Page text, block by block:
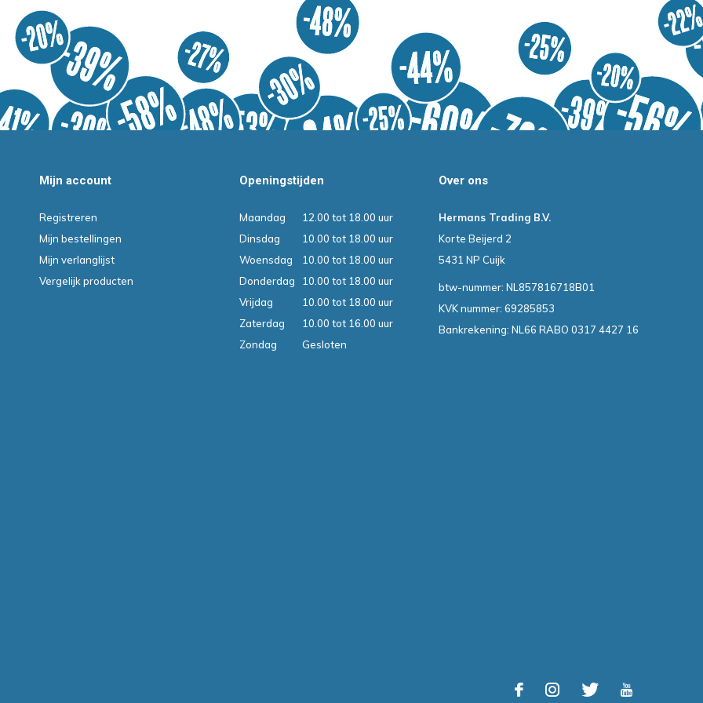
Mijn account
Registreren
Mijn bestellingen
Mijn verlanglijst
Vergelijk producten
Openingstijden
Maandag
12.00 tot 18.00 uur
Dinsdag
10.00 tot 18.00 uur
Woensdag
10.00 tot 18.00 uur
Donderdag
10.00 tot 18.00 uur
Vrijdag
10.00 tot 18.00 uur
Zaterdag
10.00 tot 16.00 uur
Zondag
Gesloten
Over ons
Hermans Trading B.V.
Korte Beijerd 2
5431 NP Cuijk
btw-nummer: NL857816718B01
KVK nummer: 69285853
Bankrekening: NL66 RABO 0317 4427 16